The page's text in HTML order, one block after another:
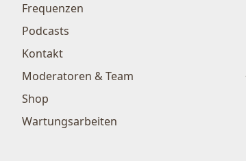
Frequenzen
Podcasts
Kontakt
Moderatoren & Team
Shop
Wartungsarbeiten